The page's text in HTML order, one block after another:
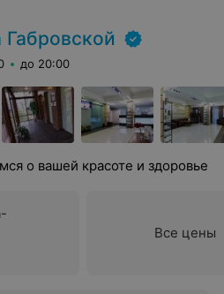
до 20:00
о вашей красоте и здоровье
Все цены